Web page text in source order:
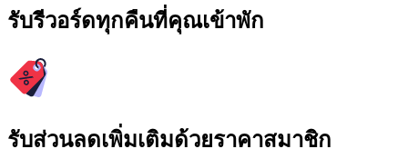
รับรีวอร์ดทุกคืนที่คุณเข้าพัก
รับส่วนลดเพิ่มเติมด้วยราคาสมาชิก